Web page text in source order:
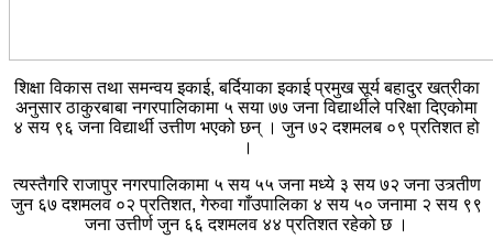
शिक्षा विकास तथा समन्वय इकाई, बर्दियाका इकाई प्रमुख सूर्य बहादुर खत्रीका
अनुसार ठाकुरबाबा नगरपालिकामा ५ सया ७७ जना विद्यार्थीले परिक्षा दिएकोमा
४ सय ९६ जना विद्यार्थी उत्तीण भएको छन् । जुन ७२ दशमलब ०९ प्रतिशत हो
।
त्यस्तैगरि राजापुर नगरपालिकामा ५ सय ५५ जना मध्ये ३ सय ७२ जना उत्र्तीण
जुन ६७ दशमलव ०२ प्रतिशत, गेरुवा गाँउपालिका ४ सय ५० जनामा २ सय ९९
जना उत्तीर्ण जुन ६६ दशमलव ४४ प्रतिशत रहेको छ ।